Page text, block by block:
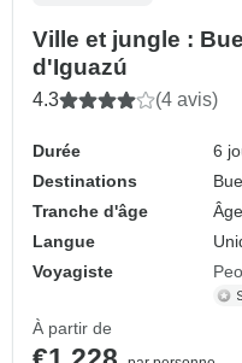
Ville et jungle :
d'Iguazú
4.3 (4 avis)
Durée
6
Destinations
Tranche d'âge
Langue
Voyagiste
À partir de